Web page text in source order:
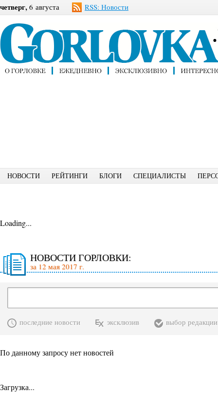
четверг, 6 августа RSS: Новости
НОВОСТИ РЕЙТИНГИ БЛОГИ СПЕЦИАЛИСТЫ
Loading...
НОВОСТИ ГОРЛОВКИ:
за 12 мая 2017 г.
последние новости эксклюзив выбор редакции
По данному запросу нет новостей
Загрузка...